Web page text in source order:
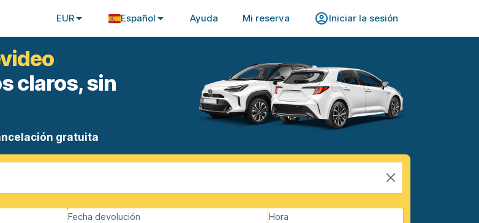
EUR Español Ayuda Mi reserva Iniciar la sesión
claros, sin
gratuita
Fecha devolución Hora